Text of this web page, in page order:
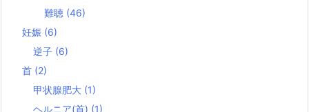
難聴 (46)
妊娠 (6)
逆子 (6)
首 (2)
甲状腺肥大 (1)
ヘルニア(首) (1)